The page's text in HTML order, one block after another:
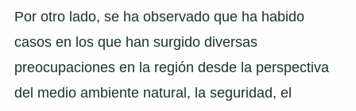
Por otro lado, se ha observado que ha habido
casos en los que han surgido diversas
preocupaciones en la región desde la perspectiva
del medio ambiente natural, la seguridad, el